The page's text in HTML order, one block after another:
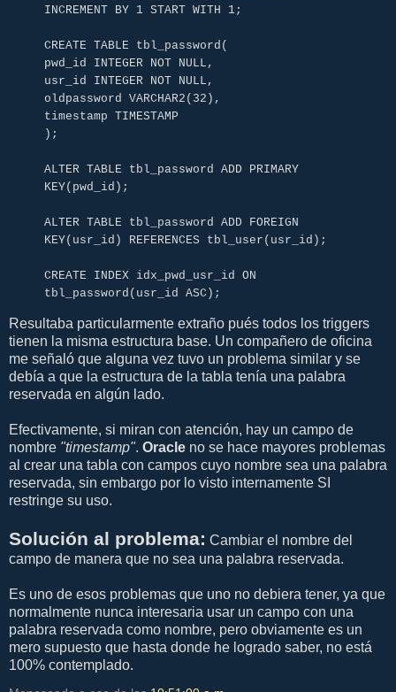
INCREMENT BY 1 START WITH 1;
CREATE TABLE tbl_password(
pwd_id INTEGER NOT NULL,
usr_id INTEGER NOT NULL,
oldpassword VARCHAR2(32),
timestamp TIMESTAMP
);
ALTER TABLE tbl_password ADD PRIMARY
KEY(pwd_id);
ALTER TABLE tbl_password ADD FOREIGN
KEY(usr_id) REFERENCES tbl_user(usr_id);
CREATE INDEX idx_pwd_usr_id ON
tbl_password(usr_id ASC);
Resultaba particularmente extraño pués todos los triggers
tienen la misma estructura base. Un compañero de oficina
me señaló que alguna vez tuvo un problema similar y se
debía a que la estructura de la tabla tenía una palabra
reservada en algún lado.
Efectivamente, si miran con atención, hay un campo de
nombre "timestamp". Oracle no se hace mayores problemas
al crear una tabla con campos cuyo nombre sea una palabra
reservada, sin embargo por lo visto internamente SI
restringe su uso.
Solución al problema: Cambiar el nombre del
campo de manera que no sea una palabra reservada.
Es uno de esos problemas que uno no debiera tener, ya que
normalmente nunca interesaria usar un campo con una
palabra reservada como nombre, pero obviamente es un
mero supuesto que hasta donde he logrado saber, no está
100% contemplado.